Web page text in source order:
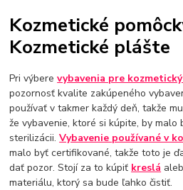
Kozmetické
Kozmetické plášte
Pri výberevybavenia pre
pozornosť kvalite zakúpeného
používať v takmer každý deň, takže
že vybavenie, ktoré si kúpite, by malo
sterilizácii.Vybavenie používané v
malo byť certifikované, takže toto je
dať pozor. Stojí za to kúpiť kreslá
materiálu, ktorý sa bude ľahko čistiť.